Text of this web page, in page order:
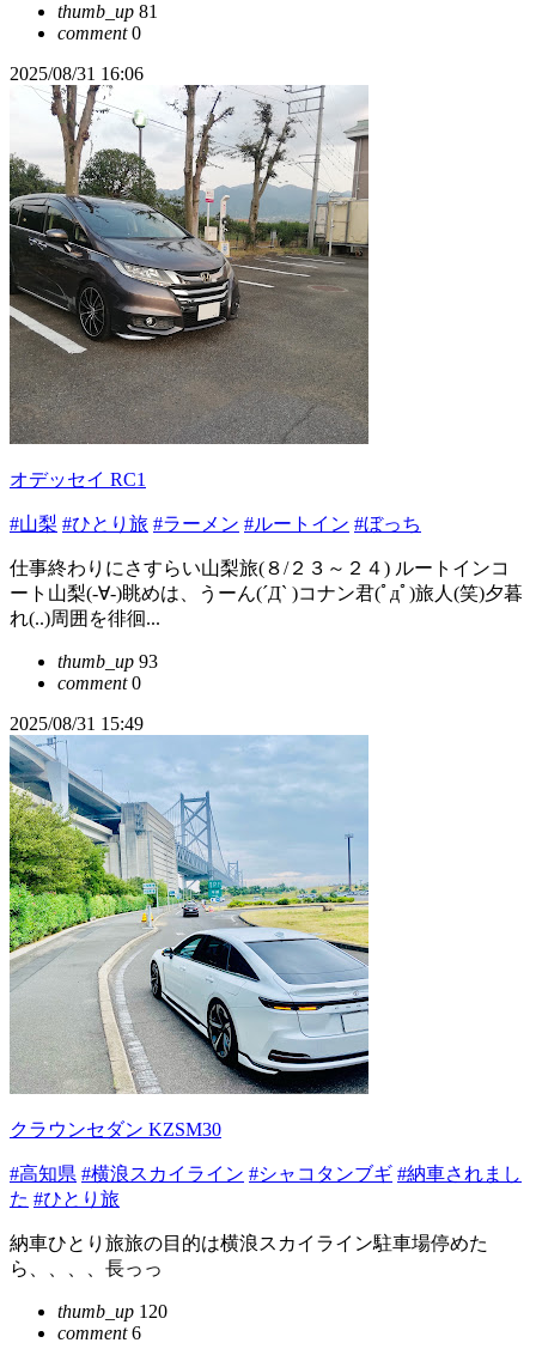
thumb_up 81
comment0
2025/08/31 16:06
オデッセイ RC1
#山梨 #ひとり旅 #ラーメン #ルートイン #ぼっち
仕事終わりにさすらい山梨旅(８/２３～２４) ルートインコ
ート山梨(-∀-)眺めは、うーん(´Д` )コナン君(ﾟдﾟ)旅人(笑)夕暮
れ(..)周囲を徘徊...
thumb_up 93
comment0
2025/08/31 15:49
クラウンセダン KZSM30
#高知県 #横浪スカイライン #シャコタンブギ #納車されまし
た #ひとり旅
納車ひとり旅旅の目的は横浪スカイライン駐車場停めた
ら、、、、長っっ
thumb_up 120
comment6